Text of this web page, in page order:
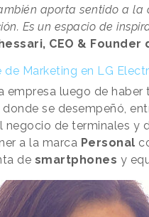
aporta sentido a la
Es un espacio de
CEO & Founder
de Marketing en LG
empresa luego de haber
donde se desempeñó,
negocio de terminales y
a la marca Personal
de smartphones y